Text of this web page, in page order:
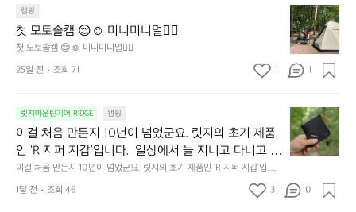
줍니다.  이 슬립 웜을 쓰는 것만으로 그곳은 나만의 밤
이 됩니다.  안녕히 주무세요.
밤이 됩니다.  안녕히 주무세요.
도
자
연
속
에
의
휴
식
에
도
이
캠핑
첫 모토솔캠 😌☺️ 미니미니멀👌🏼
첫 모토솔캠 😌☺️ 미니미니멀👌🏼
첫
모
토
솔
캠
☺️
미
니
미
멀
👌🏼
25일 전 조회 71 1 1
릿지마운틴기어 RIDGE 캠핑
이걸 처음 만든지 10년이 넘었군요. 릿지의 초기 제품
인 ‘R 지퍼 지갑’입니다.  일상에서 늘 지니고 다니고 싶
어지는 물건에는 크기, 무게, 형태, 색감 사이의 아주 미
묘한 밸런스가 존재합니다.  예를 들자면 일에 집중하
느라 책상 위 가장자리에 대충 걸쳐 놓아도 시야에 걸
이걸 처음 만든지 10년이 넘었군요. 릿지의 초기 제품인 ‘R 지퍼 지갑’입니
다.  일상에서 늘 지니고 다니고 싶어지는 물건에는 크기, 무게, 형태, 색감
사이의 아주 미묘한 밸런스가 존재합니다.  예를 들자면 일에 집중하느라 책
이
걸
처
음
든
1달 전 조회 46 3 0